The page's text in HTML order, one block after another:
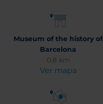
Museum of the history of
Barcelona
0.8 km
Ver mapa